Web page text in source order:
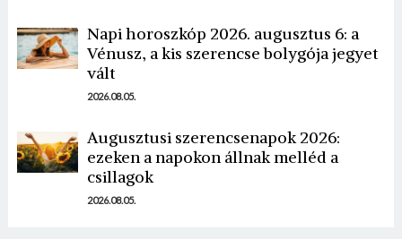
Napi horoszkóp 2026. augusztus 6: a
Vénusz, a kis szerencse bolygója jegyet
vált
2026.08.05.
Augusztusi szerencsenapok 2026:
ezeken a napokon állnak melléd a
csillagok
2026.08.05.
Borsonline bejelentkezés
Jelszó